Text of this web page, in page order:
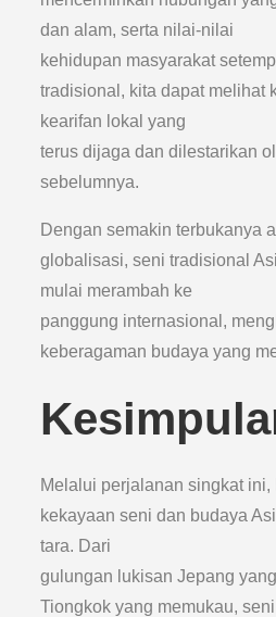
dan alam, serta nilai-nilai
kehidupan masyarakat
tradisional, kita dapat melihat
kearifan lokal yang
terus dijaga dan dilestarikan
sebelumnya.
Dengan semakin terbukanya
globalisasi, seni tradisional
mulai merambah ke
panggung internasional,
keberagaman budaya yang
Melalui perjalanan singkat
kekayaan seni dan budaya
tara. Dari
gulungan lukisan Jepang
Tiongkok yang memukau,